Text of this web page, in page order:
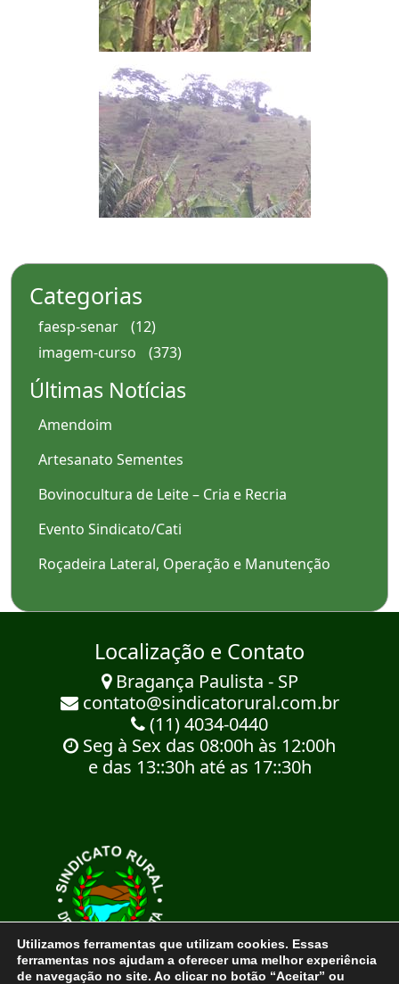
Categorias
faesp-senar
(12)
imagem-curso
(373)
Últimas Notícias
Amendoim
Artesanato Sementes
Bovinocultura de Leite – Cria e Recria
Evento Sindicato/Cati
Roçadeira Lateral, Operação e Manutenção
Localização e Contato
Bragança Paulista - SP
contato@sindicatorural.com.br
(11) 4034-0440
Seg à Sex das 08:00h às 12:00h
e das 13::30h até as 17::30h
Utilizamos ferramentas que utilizam cookies. Essas
ferramentas nos ajudam a oferecer uma melhor experiência
de navegação no site. Ao clicar no botão “Aceitar” ou